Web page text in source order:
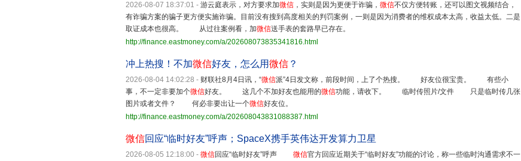
2026-08-07 18:37:01 - 游云庭表示，对方要求加微信 ，实则是因为更便于诈骗， 微信不仅方便转账，还可以图文视频结合，
有诈骗方案的骗子更方便实施诈骗。目前没有搜到高度相关的判罚案例，一则是因为消费者的维权成本太高，收益太低。二是
取证成本也很高。 从过往案例看，加微信送手表的套路早已存在。
http://finance.eastmoney.com/a/202608073835341816.html
冲上热搜！不加微信好友，怎么用微信 ？
2026-08-04 14:02:28 - 财联社8月4日讯，“微信派”4日发文称，前段时间，上了个热搜。 好友位很宝贵。 有些小
事，不一定非要加个微信好友。 这几个不加好友也能用的微信功能，请收下。 临时传照片/文件 只是临时传几张
图片或者文件？ 何必非要出让一个微信好友位。
http://finance.eastmoney.com/a/202608043831088387.html
微信回应“临时好友”呼声；SpaceX携手英伟达开发算力卫星
2026-08-05 12:18:00 - 微信回应“临时好友”呼声 微信官方回应近期关于“临时好友”功能的讨论，称一些临时沟通需求不一